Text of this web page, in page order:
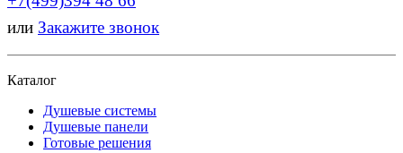
или Закажите звонок
Каталог
Душевые системы
Душевые панели
Готовые решения